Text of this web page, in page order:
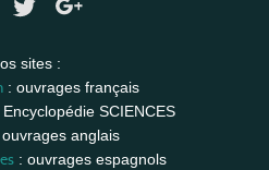
sites :
: ouvrages français
SCIENCES
ouvrages anglais
: ouvrages espagnols